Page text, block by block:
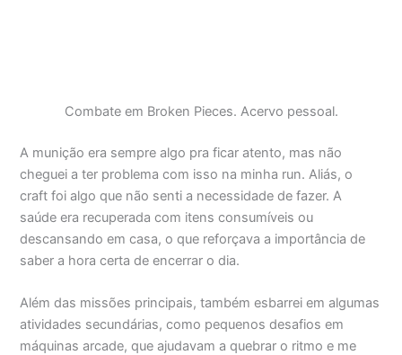
Combate em Broken Pieces. Acervo pessoal.
A munição era sempre algo pra ficar atento, mas não
cheguei a ter problema com isso na minha run. Aliás, o
craft foi algo que não senti a necessidade de fazer. A
saúde era recuperada com itens consumíveis ou
descansando em casa, o que reforçava a importância de
saber a hora certa de encerrar o dia.
Além das missões principais, também esbarrei em algumas
atividades secundárias, como pequenos desafios em
máquinas arcade, que ajudavam a quebrar o ritmo e me